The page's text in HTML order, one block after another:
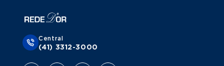
Central
(41) 3312-3000